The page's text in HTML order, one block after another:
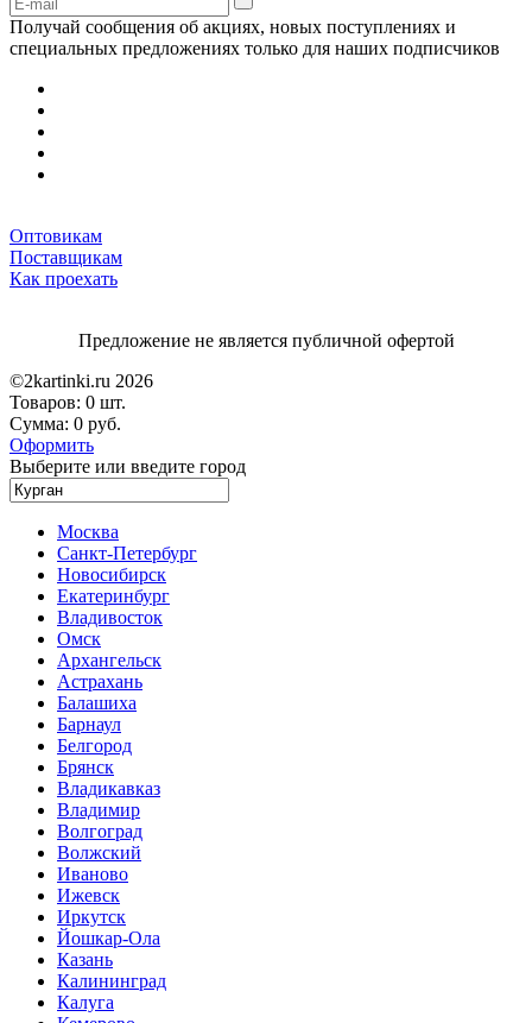
Получай сообщения об акциях, новых поступлениях и
специальных предложениях только для наших подписчиков
Оптовикам
Поставщикам
Как проехать
Предложение не является публичной офертой
©2kartinki.ru 2026
Товаров: 0 шт.
Сумма: 0 руб.
Оформить
Выберите или введите город
Москва
Санкт-Петербург
Новосибирск
Екатеринбург
Владивосток
Омск
Архангельск
Астрахань
Балашиха
Барнаул
Белгород
Брянск
Владикавказ
Владимир
Волгоград
Волжский
Иваново
Ижевск
Иркутск
Йошкар-Ола
Казань
Калининград
Калуга